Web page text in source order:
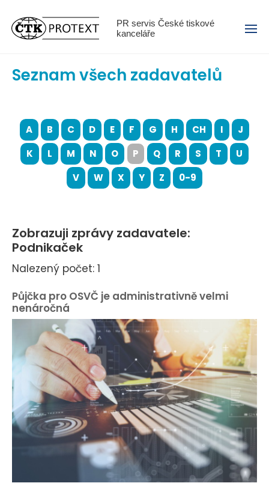
PR servis České tiskové
kanceláře
Menu
Seznam všech zadavatelů
A B C D E F G H CH I
J
K
L M N O P Q R S T
U
V
W X Y Z 0-9
Zobrazuji zprávy zadavatele:
Podnikaček
Nalezený počet: 1
Půjčka pro OSVČ je administrativně velmi
nenáročná